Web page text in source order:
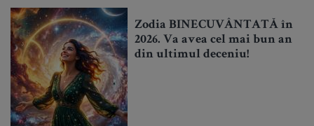
Zodia BINECUVÂNTATĂ în
2026. Va avea cel mai bun an
din ultimul deceniu!